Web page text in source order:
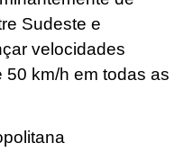
Sudeste e
velocidades
50 km/h em todas as